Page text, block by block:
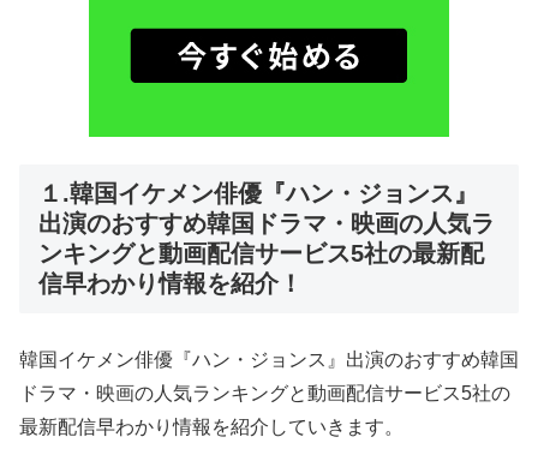
１.韓国イケメン俳優『ハン・ジョンス』
出演のおすすめ韓国ドラマ・映画の人気ラ
ンキングと動画配信サービス5社の最新配
信早わかり情報を紹介！
韓国イケメン俳優『ハン・ジョンス』出演のおすすめ韓国
ドラマ・映画の人気ランキングと動画配信サービス5社の
最新配信早わかり情報を紹介していきます。